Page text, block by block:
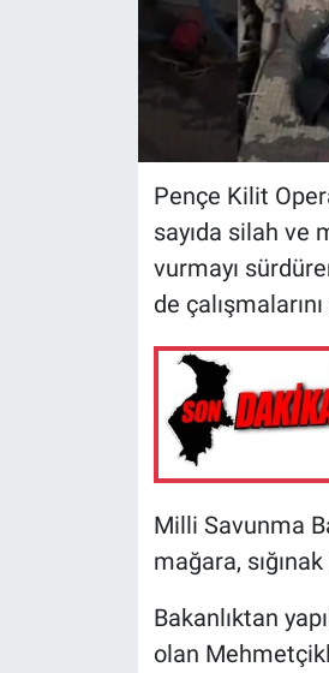
Pençe Kilit
sayıda silah ve
vurmayı
de
Milli Savunma
mağara,
Bakanlıktan
olan